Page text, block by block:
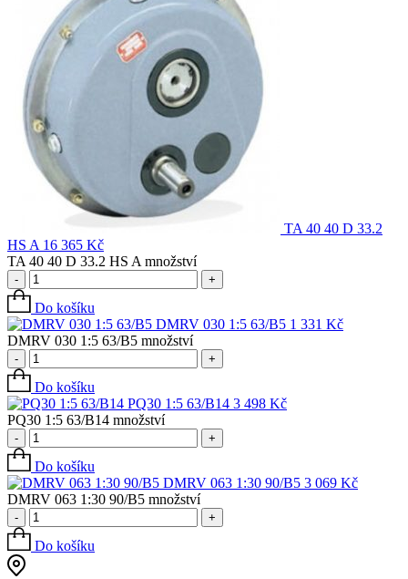
TA 40 40 D 33.2
HS A 16 365 Kč
TA 40 40 D 33.2 HS A množství
- +
Do košíku
DMRV 030 1:5 63/B5 1 331 Kč
DMRV 030 1:5 63/B5 množství
- +
Do košíku
PQ30 1:5 63/B14 3 498 Kč
PQ30 1:5 63/B14 množství
- +
Do košíku
DMRV 063 1:30 90/B5 3 069 Kč
DMRV 063 1:30 90/B5 množství
- +
Do košíku